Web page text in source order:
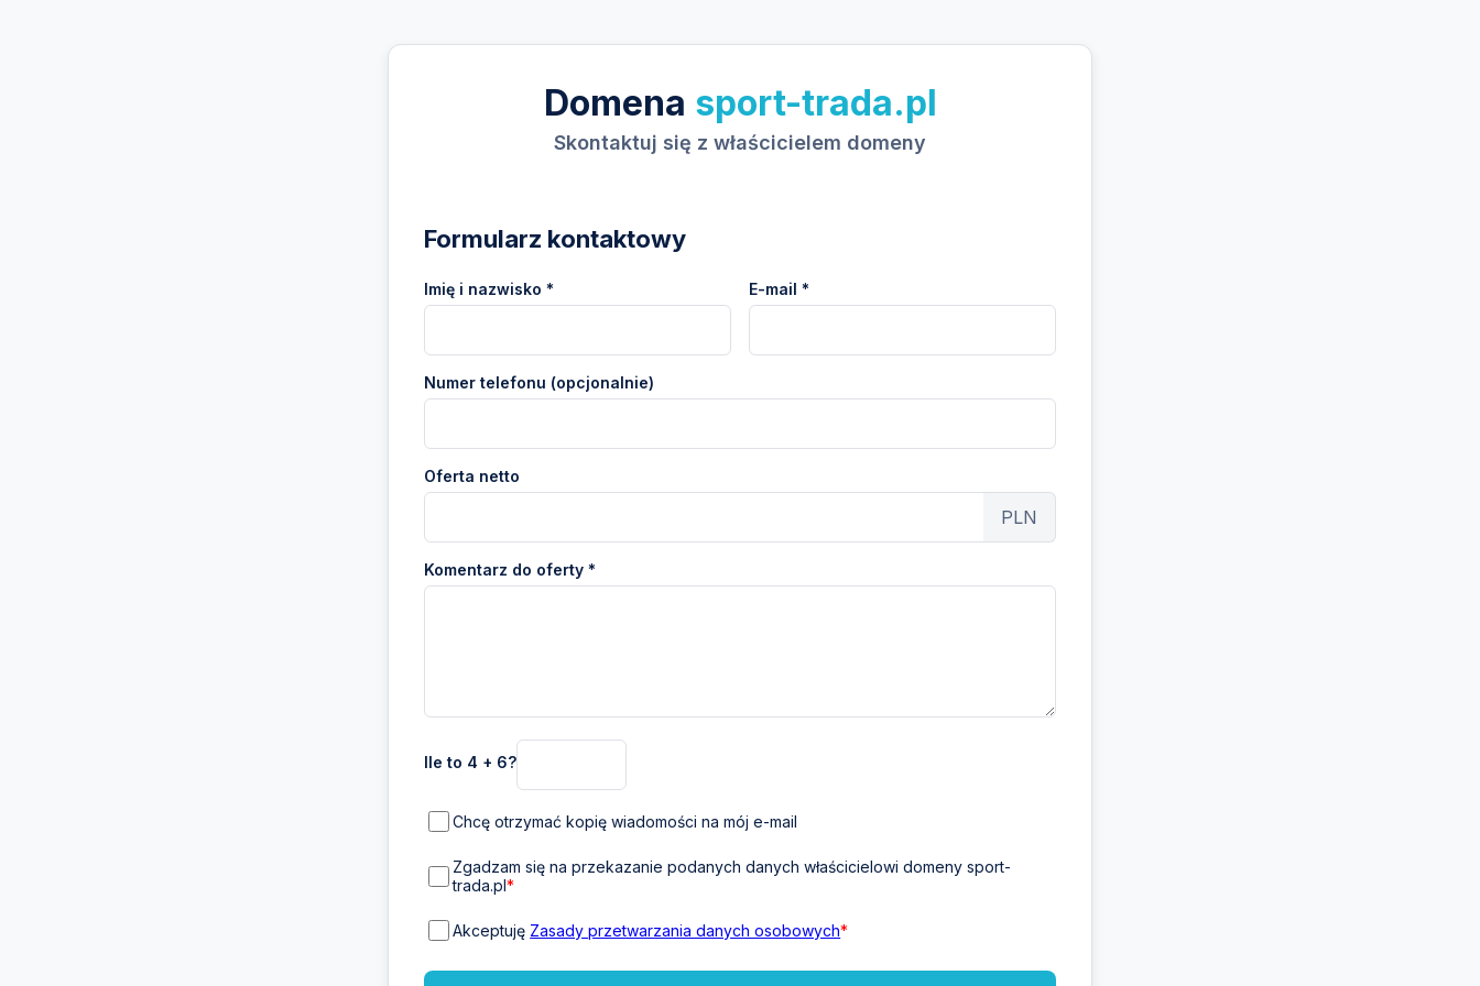
Domena sport-trada.pl
Skontaktuj się z właścicielem domeny
Formularz kontaktowy
Imię i nazwisko * E-mail *
Numer telefonu (opcjonalnie)
Oferta netto
PLN
Komentarz do oferty *
Ile to 4 + 6?
Chcę otrzymać kopię wiadomości na mój e-mail
Zgadzam się na przekazanie podanych danych właścicielowi domeny sport-
trada.pl*
Akceptuję Zasady przetwarzania danych osobowych*